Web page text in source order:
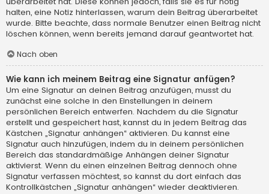
halten, eine Notiz hinterlassen, warum dein Beitrag überarbeitet
wurde. Bitte beachte, dass normale Benutzer einen Beitrag nicht
löschen können, wenn bereits jemand darauf geantwortet hat.
Nach oben
Wie kann ich meinem Beitrag eine Signatur anfügen?
Um eine Signatur an deinen Beitrag anzufügen, musst du
zunächst eine solche in den Einstellungen in deinem
persönlichen Bereich entwerfen. Nachdem du die Signatur
erstellt und gespeichert hast, kannst du in jedem Beitrag das
Kästchen „Signatur anhängen“ aktivieren. Du kannst eine
Signatur auch hinzufügen, indem du in deinem persönlichen
Bereich das standardmäßige Anhängen deiner Signatur
aktivierst. Wenn du einen einzelnen Beitrag dennoch ohne
Signatur verfassen möchtest, so kannst du dort einfach das
Kontrollkästchen „Signatur anhängen“ wieder deaktivieren.